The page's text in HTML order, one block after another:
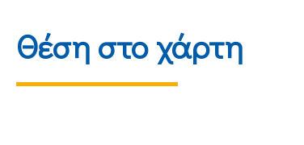
Θέση στο χάρτη